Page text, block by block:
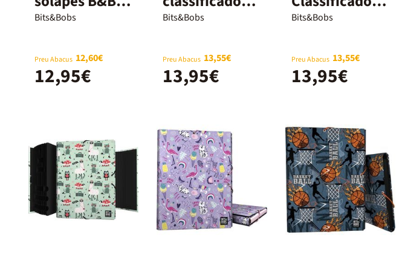
Free Sport
Bits&Bobs
Preu Abacus 12,60€
12,95€
B&B True Love
Bits&Bobs
Preu Abacus 13,55€
13,95€
B&B Wild
Bits&Bobs
Preu Abacus 13,55€
13,95€